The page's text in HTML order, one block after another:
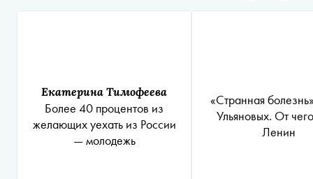
Екатерина Тимофеева
Более 40 процентов из
желающих уехать из России
— молодежь
«Странная
Ульяновых. От
Ленин